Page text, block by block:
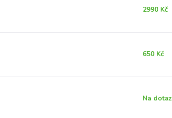
2990 Kč
650 Kč
Na dotaz